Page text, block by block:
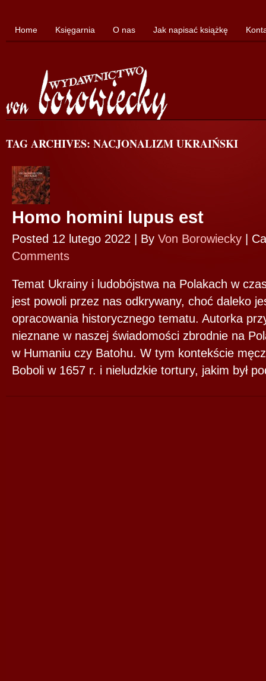
Home Księgarnia O nas Jak napisać książkę
TAG ARCHIVES: NACJONALIZM UKRAIŃSKI
Homo homini lupus est
Posted 12 lutego 2022 | By Von Borowiecky
Comments
Temat Ukrainy i ludobójstwa na Polakach w
jest powoli przez nas odkrywany, choć daleko
opracowania historycznego tematu. Autorka
nieznane w naszej świadomości zbrodnie na
w Humaniu czy Batohu. W tym kontekście
Boboli w 1657 r. i nieludzkie tortury, jakim był